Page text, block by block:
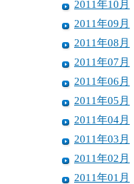
2011年10月
2011年09月
2011年08月
2011年07月
2011年06月
2011年05月
2011年04月
2011年03月
2011年02月
2011年01月